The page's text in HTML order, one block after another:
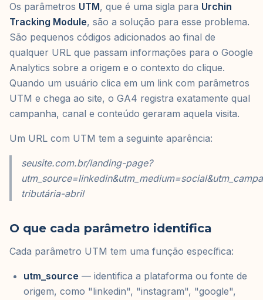
Os parâmetros UTM, que é uma sigla para Urchin
Tracking Module, são a solução para esse problema.
São pequenos códigos adicionados ao final de
qualquer URL que passam informações para o Google
Analytics sobre a origem e o contexto do clique.
Quando um usuário clica em um link com parâmetros
UTM e chega ao site, o GA4 registra exatamente qual
campanha, canal e conteúdo geraram aquela visita.
Um URL com UTM tem a seguinte aparência:
seusite.com.br/landing-page?
tributária-abril
O que cada parâmetro identifica
Cada parâmetro UTM tem uma função específica:
utm_source — identifica a plataforma ou fonte de
origem, como "linkedin", "instagram", "google",